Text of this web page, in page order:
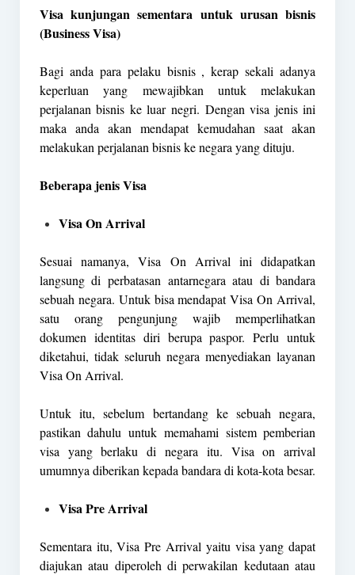
Visa kunjungan sementara untuk urusan bisnis
(Business Visa)
Bagi anda para pelaku bisnis , kerap sekali adanya
keperluan yang mewajibkan untuk melakukan
perjalanan bisnis ke luar negri. Dengan visa jenis ini
maka anda akan mendapat kemudahan saat akan
melakukan perjalanan bisnis ke negara yang dituju.
Beberapa jenis Visa
Visa On Arrival
Sesuai namanya, Visa On Arrival ini didapatkan
langsung di perbatasan antarnegara atau di bandara
sebuah negara. Untuk bisa mendapat Visa On Arrival,
satu orang pengunjung wajib memperlihatkan
dokumen identitas diri berupa paspor. Perlu untuk
diketahui, tidak seluruh negara menyediakan layanan
Visa On Arrival.
Untuk itu, sebelum bertandang ke sebuah negara,
pastikan dahulu untuk memahami sistem pemberian
visa yang berlaku di negara itu. Visa on arrival
umumnya diberikan kepada bandara di kota-kota besar.
Visa Pre Arrival
Sementara itu, Visa Pre Arrival yaitu visa yang dapat
diajukan atau diperoleh di perwakilan kedutaan atau